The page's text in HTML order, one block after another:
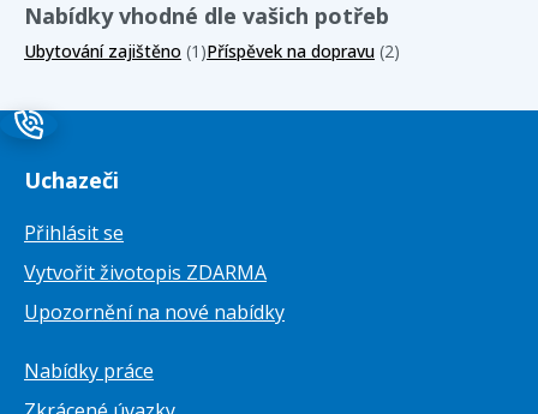
Nabídky vhodné dle vašich potřeb
Ubytování zajištěno (1)Příspěvek na dopravu (2)
Uchazeči
Přihlásit se
Vytvořit životopis ZDARMA
Upozornění na nové nabídky
Nabídky práce